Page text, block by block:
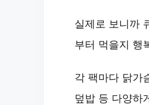
실제로 보니까
부터 먹을지 행
각 팩마다 닭가
덮밥 등 다양하